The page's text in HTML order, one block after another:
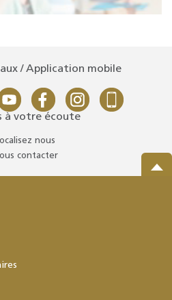
/ Application mobile
à votre écoute
nous
contacter